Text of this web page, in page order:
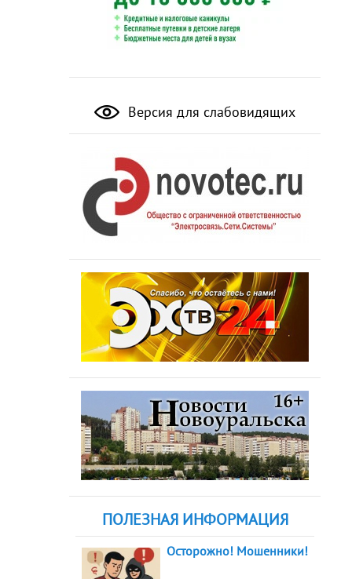
Версия для слабовидящих
ПОЛЕЗНАЯ ИНФОРМАЦИЯ
Осторожно! Мошенники!